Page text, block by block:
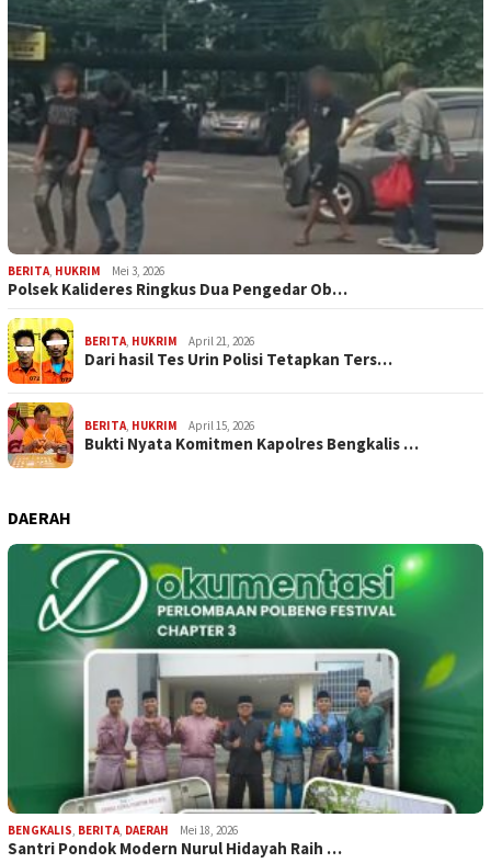
BERITA, HUKRIM Mei 3, 2026
Polsek Kalideres Ringkus Dua Pengedar Ob…
BERITA, HUKRIM April 21, 2026
Dari hasil Tes Urin Polisi Tetapkan Ters…
BERITA, HUKRIM April 15, 2026
Bukti Nyata Komitmen Kapolres Bengkalis …
DAERAH
BENGKALIS, BERITA, DAERAH Mei 18, 2026
Santri Pondok Modern Nurul Hidayah Raih …